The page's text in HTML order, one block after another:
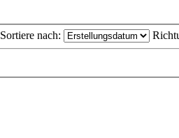
Sortiere nach: